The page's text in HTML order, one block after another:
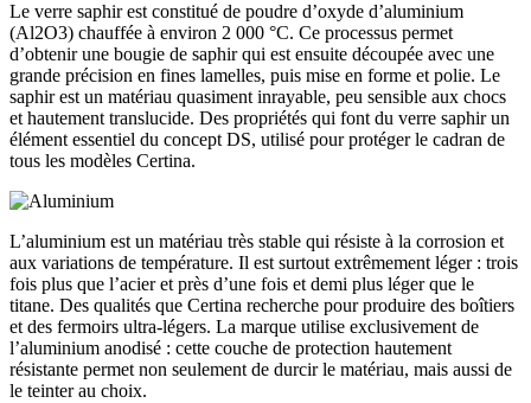
Le verre saphir est constitué de poudre d’oxyde d’aluminium
(Al2O3) chauffée à environ 2 000 °C. Ce processus permet
d’obtenir une bougie de saphir qui est ensuite découpée avec une
grande précision en fines lamelles, puis mise en forme et polie. Le
saphir est un matériau quasiment inrayable, peu sensible aux chocs
et hautement translucide. Des propriétés qui font du verre saphir un
élément essentiel du concept DS, utilisé pour protéger le cadran de
tous les modèles Certina.
L’aluminium est un matériau très stable qui résiste à la corrosion et
aux variations de température. Il est surtout extrêmement léger : trois
fois plus que l’acier et près d’une fois et demi plus léger que le
titane. Des qualités que Certina recherche pour produire des boîtiers
et des fermoirs ultra-légers. La marque utilise exclusivement de
l’aluminium anodisé : cette couche de protection hautement
résistante permet non seulement de durcir le matériau, mais aussi de
le teinter au choix.